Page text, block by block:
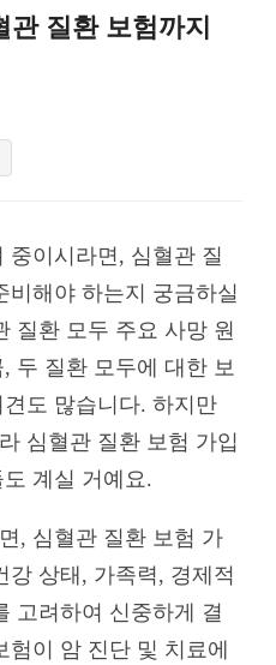
질환 보험까지
중이시라면, 심혈관 질
비해야 하는지 궁금하실
질환 모두 주요 사망 원
두 질환 모두에 대한 보
도 많습니다. 하지만
심혈관 질환 보험 가입
계실 거예요.
, 심혈관 질환 보험 가
강 상태, 가족력, 경제적
고려하여 신중하게 결
험이 암 진단 및 치료에